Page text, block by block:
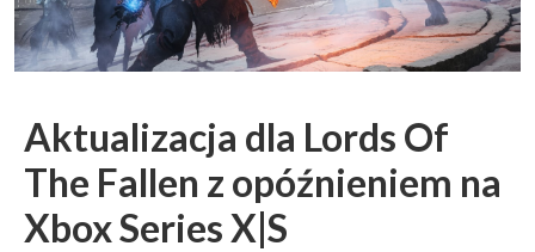
Aktualizacja dla Lords Of
The Fallen z opóźnieniem na
Xbox Series X|S